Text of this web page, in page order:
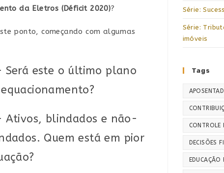
da Eletros (Déficit 2020)?
ponto, começando com algumas
Será este o último plano
Ativos, blindados e não-
Quem está em pior
Série:
Série:
imóveis
Tags
CONTROLE
DECISÕES
EDUCAÇÃO